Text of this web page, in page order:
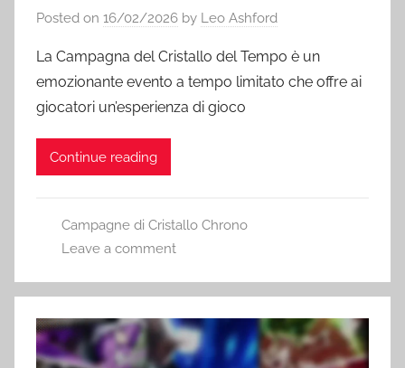
Posted on 16/02/2026 by Leo Ashford
La Campagna del Cristallo del Tempo è un
emozionante evento a tempo limitato che offre ai
giocatori un’esperienza di gioco
Continue reading
Campagne di Cristallo Chrono
Leave a comment